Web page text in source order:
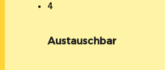
4
Austauschbar